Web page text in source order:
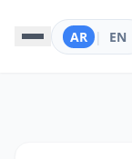
EN
|
AR